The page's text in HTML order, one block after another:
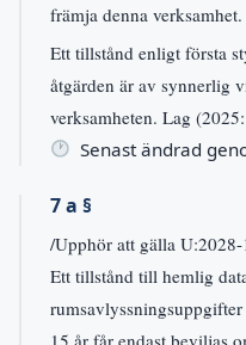
främja denna verksamhet.
Ett tillstånd enligt första
åtgärden är av synnerlig
verksamheten. Lag
Senast ändrad
7 a §
/Upphör att gälla
Ett tillstånd till hemlig
15 år får endast beviljas